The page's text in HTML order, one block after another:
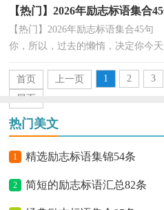
【热门】2026年励志标语集合
【热门】2026年励志标语集合45
你，所以，过去的懒惰，决定你今
首页
上一页 1 2 3
尾页
热门美文
1 精选励志标语集锦54条
2 简短的励志标语汇总82条